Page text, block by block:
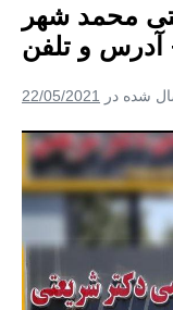
محمد شهر
آدرس و تلفن
شده در 22/05/2021